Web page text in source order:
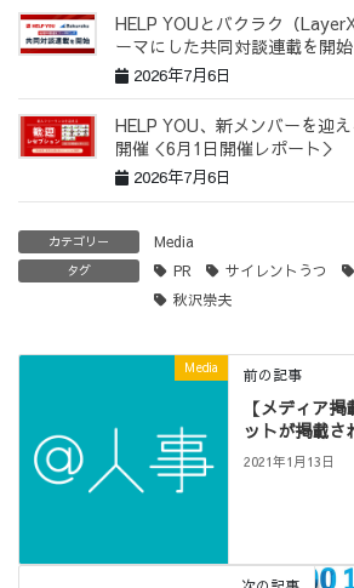
HELP YOUとバクラク（
ーマにした共同対談連載を開始
2026年7月6日
HELP YOU、新メンバーを迎
開催＜6月1日開催レポート＞
2026年7月6日
カテゴリー Media
タグ PR サイレントうつ
秋沢崇夫
Media 前の記事
【メディア
ットが掲載さ
2021年1月13日